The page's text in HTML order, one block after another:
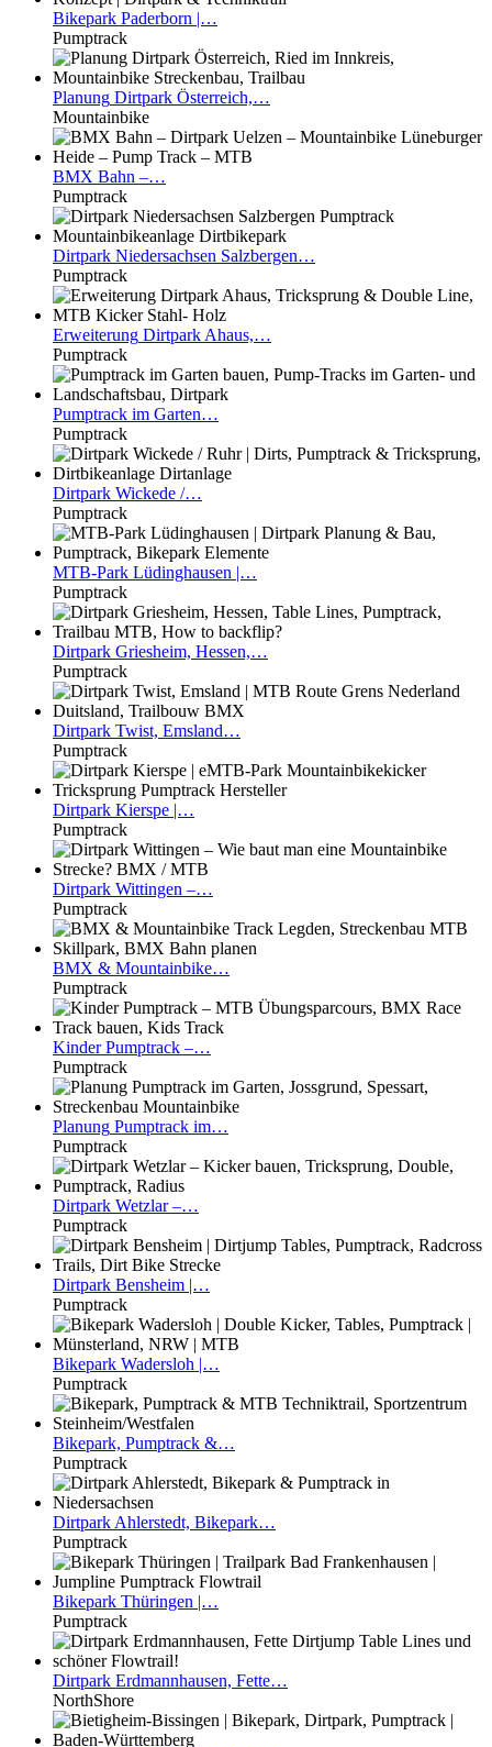
Bikepark Paderborn |…
Pumptrack
Planung Dirtpark Österreich,…
Mountainbike
BMX Bahn –…
Pumptrack
Dirtpark Niedersachsen Salzbergen…
Pumptrack
Erweiterung Dirtpark Ahaus,…
Pumptrack
Pumptrack im Garten…
Pumptrack
Dirtpark Wickede /…
Pumptrack
MTB-Park Lüdinghausen |…
Pumptrack
Dirtpark Griesheim, Hessen,…
Pumptrack
Dirtpark Twist, Emsland…
Pumptrack
Dirtpark Kierspe |…
Pumptrack
Dirtpark Wittingen –…
Pumptrack
BMX & Mountainbike…
Pumptrack
KinderPumptrack –…
Pumptrack
Planung Pumptrack im…
Pumptrack
Dirtpark Wetzlar –…
Pumptrack
Dirtpark Bensheim |…
Pumptrack
Bikepark Wadersloh |…
Pumptrack
Bikepark, Pumptrack &…
Pumptrack
Dirtpark Ahlerstedt, Bikepark…
Pumptrack
Bikepark Thüringen |…
Pumptrack
Dirtpark Erdmannhausen, Fette…
NorthShore